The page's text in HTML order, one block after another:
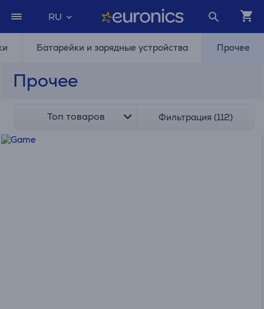
RU
Батарейки и зарядные устройства Прочее
Прочее
Топ товаров Фильтрация (112)